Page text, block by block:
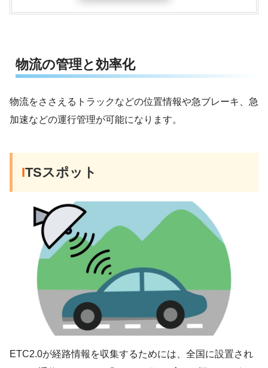
物流の管理と効率化
物流をささえるトラックなどの位置情報や急ブレーキ、急
加速などの運行管理が可能になります。
ITSスポット
ETC2.0が経路情報を収集するためには、全国に設置され